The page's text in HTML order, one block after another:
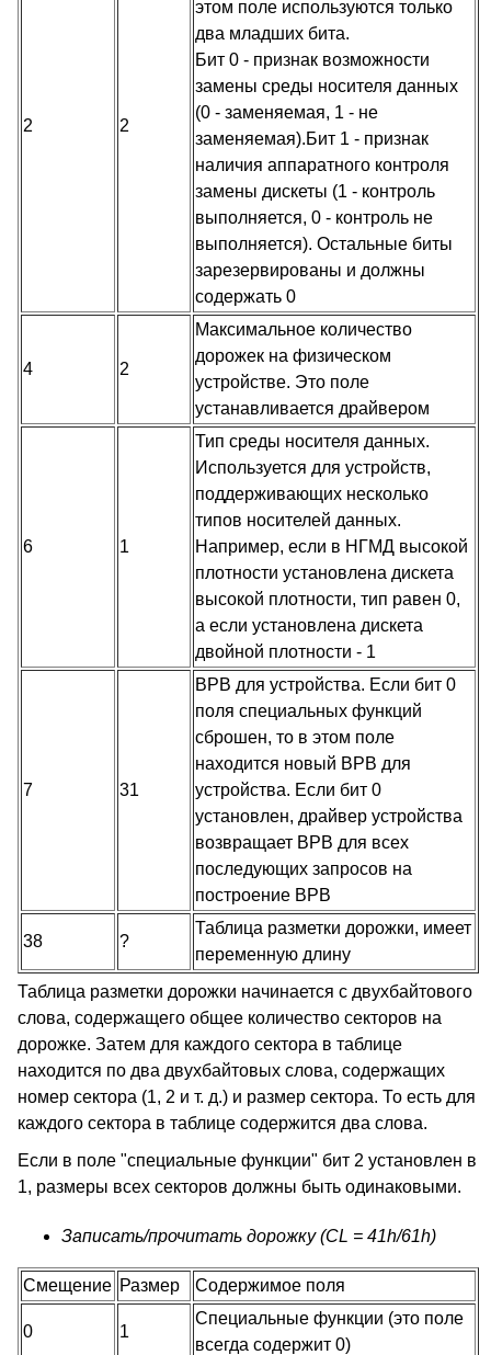
2 2
этом поле используются только
два младших бита.
Бит 0 - признак возможности
замены среды носителя данных
(0 - заменяемая, 1 - не
заменяемая).Бит 1 - признак
наличия аппаратного контроля
замены дискеты (1 - контроль
выполняется, 0 - контроль не
выполняется). Остальные биты
зарезервированы и должны
содержать 0
4 2
Максимальное количество
дорожек на физическом
устройстве. Это поле
устанавливается драйвером
6 1
Тип среды носителя данных.
Используется для устройств,
поддерживающих несколько
типов носителей данных.
Например, если в НГМД высокой
плотности установлена дискета
высокой плотности, тип равен 0,
а если установлена дискета
двойной плотности - 1
7 31
BPB для устройства. Если бит 0
поля специальных функций
сброшен, то в этом поле
находится новый BPB для
устройства. Если бит 0
установлен, драйвер устройства
возвращает BPB для всех
последующих запросов на
построение BPB
38 ?
Таблица разметки дорожки, имеет
переменную длину
Таблица разметки дорожки начинается с двухбайтового
слова, содержащего общее количество секторов на
дорожке. Затем для каждого сектора в таблице
находится по два двухбайтовых слова, содержащих
номер сектора (1, 2 и т. д.) и размер сектора. То есть для
каждого сектора в таблице содержится два слова.
Если в поле "специальные функции" бит 2 установлен в
1, размеры всех секторов должны быть одинаковыми.
Записать/прочитать дорожку (CL = 41h/61h)
Смещение Размер Содержимое поля
0 1
Специальные функции (это поле
всегда содержит 0)